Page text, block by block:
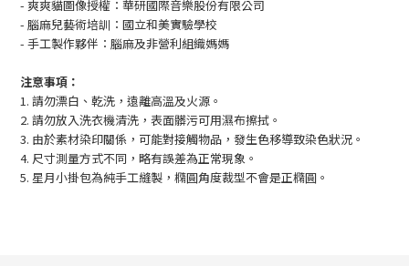
- 爽爽貓圖像授權：華研國際音樂股份有限公司
- 腦麻兒藝術培訓：國立和美實驗學校
- 手工製作夥伴：腦麻及非營利組織媽媽
注意事項：
1. 請勿漂白、乾洗，遠離高溫及火源。
2. 請勿放入洗衣機清洗，表面髒污可用濕布擦拭。
3. 由於素材染印關係，可能對接觸物品，發生色移導致染色狀況。
4. 尺寸測量方式不同，略有誤差為正常現象。
5. 星月小掛包為純手工縫製，橢圓角度裁型不會是正橢圓。